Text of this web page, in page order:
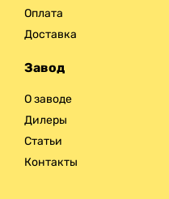
Оплата
Доставка
Завод
О заводе
Дилеры
Статьи
Контакты